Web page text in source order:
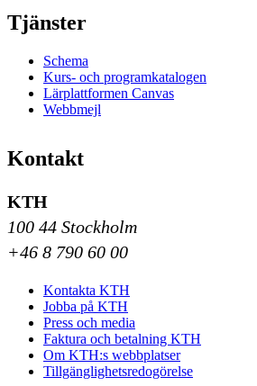
Tjänster
Schema
Kurs- och programkatalogen
Lärplattformen Canvas
Webbmejl
Kontakt
KTH
100 44 Stockholm
+46 8 790 60 00
Kontakta KTH
Jobba på KTH
Press och media
Faktura och betalning KTH
Om KTH:s webbplatser
Tillgänglighetsredogörelse